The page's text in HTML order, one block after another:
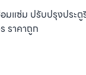
มแซ่ม ปรับปรุงประตู
ราคาถูก